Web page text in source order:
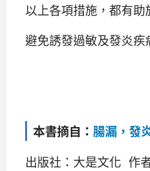
以上各項措施，都有助
避免誘發過敏及發炎疾
本書摘自： 腸漏，發
出版社：大是文化 作